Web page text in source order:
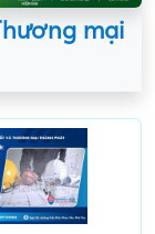
mại